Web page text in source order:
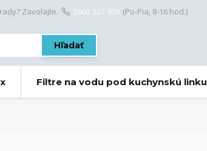
Hľadať
Zavolajte. 0902 527 909 (Po-Pia, 8-16 hod.)
Filtre na vodu pod kuchynskú linku